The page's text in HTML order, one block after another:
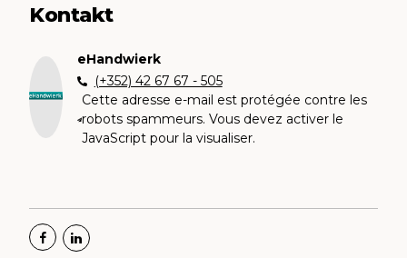
Kontakt
eHandwierk
(+352) 42 67 67 - 505
Cette adresse e-mail est protégée contre les
robots spammeurs. Vous devez activer le
JavaScript pour la visualiser.